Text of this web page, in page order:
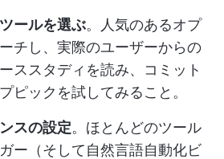
ールを選ぶ。人気のあるオプ
チし、実際のユーザーからの
ススタディを読み、コミット
ピックを試してみること。
スの設定。ほとんどのツール
ー（そして自然言語自動化ビ